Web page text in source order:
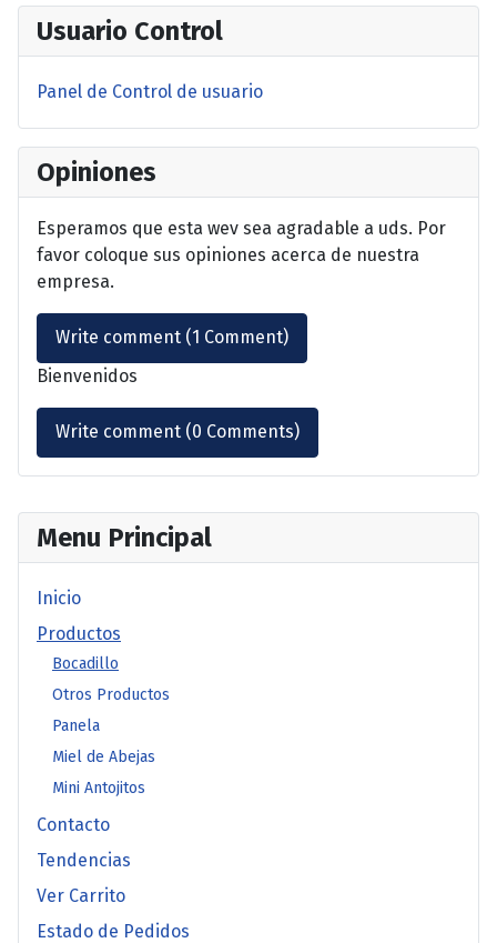
Menu Principal
Inicio
Productos
Bocadillo
Otros Productos
Panela
Miel de Abejas
Mini Antojitos
Contacto
Tendencias
Ver Carrito
Estado de Pedidos
Usuario Control
Panel de Control de usuario
Opiniones
Esperamos que esta wev sea agradable a uds. Por
favor coloque sus opiniones acerca de nuestra
empresa.
Write comment (1 Comment)
Bienvenidos
Write comment (0 Comments)